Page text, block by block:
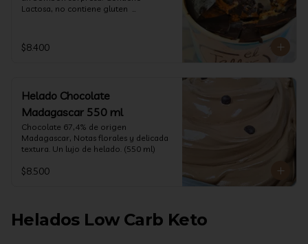
Lactosa, no contiene gluten
$8.400
Helado Chocolate
Madagascar 550 ml
Chocolate 67,4% de origen
Madagascar, Notas florales y delicada
textura. Un lujo de helado. (550 ml)
$8.500
Helados Low Carb Keto